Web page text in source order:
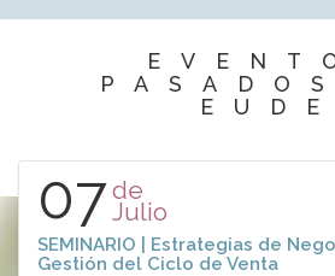
EUDE
07de
Julio
SEMINARIO | Estrategias de
Gestión del Ciclo de Venta